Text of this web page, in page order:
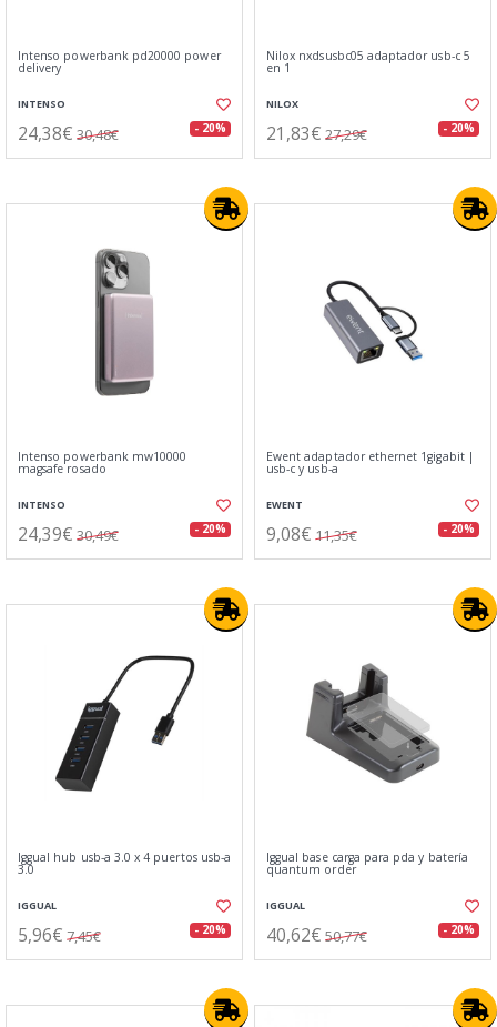
Intenso powerbank pd20000 power
delivery
INTENSO
24,38€ 30,48€ - 20%
Nilox nxdsusbc05 adaptador usb-c 5
en 1
NILOX
21,83€ 27,29€ - 20%
Intenso powerbank mw10000
magsafe rosado
INTENSO
24,39€ 30,49€ - 20%
Ewent adaptador ethernet 1gigabit |
usb-c y usb-a
EWENT
9,08€ 11,35€ - 20%
Iggual hub usb-a 3.0 x 4 puertos usb-a
3.0
IGGUAL
5,96€ 7,45€ - 20%
Iggual base carga para pda y batería
quantum order
IGGUAL
40,62€ 50,77€ - 20%